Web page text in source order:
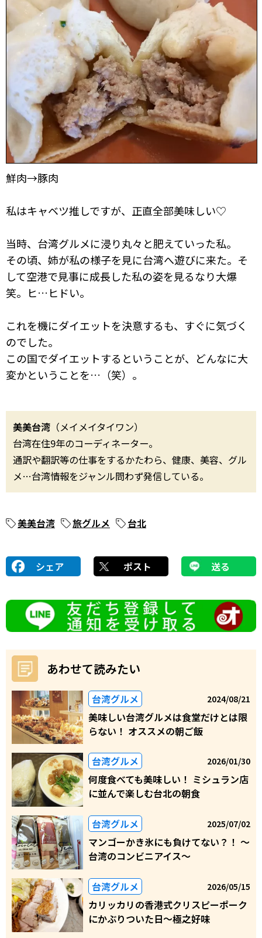
鮮肉→豚肉
私はキャベツ推しですが、正直全部美味しい♡
当時、台湾グルメに浸り丸々と肥えていった私。
その頃、姉が私の様子を見に台湾へ遊びに来た。そ
して空港で見事に成長した私の姿を見るなり大爆
笑。ヒ…ヒドい。
これを機にダイエットを決意するも、すぐに気づく
のでした。
この国でダイエットするということが、どんなに大
変かということを…（笑）。
美美台湾 （メイメイタイワン）
台湾在住9年のコーディネーター。
通訳や翻訳等の仕事をするかたわら、健康、美容、グル
メ…台湾情報をジャンル問わず発信している。
美美台湾 旅グルメ 台北
シェア ポスト 送る
あわせて読みたい
台湾グルメ 2024/08/21
美味しい台湾グルメは食堂だけとは限
らない！ オススメの朝ご飯
台湾グルメ 2026/01/30
何度食べても美味しい！ ミシュラン店
に並んで楽しむ台北の朝食
台湾グルメ 2025/07/02
マンゴーかき氷にも負けてない？！ ～
台湾のコンビニアイス～
台湾グルメ 2026/05/15
カリッカリの香港式クリスピーポーク
にかぶりついた日～極之好味